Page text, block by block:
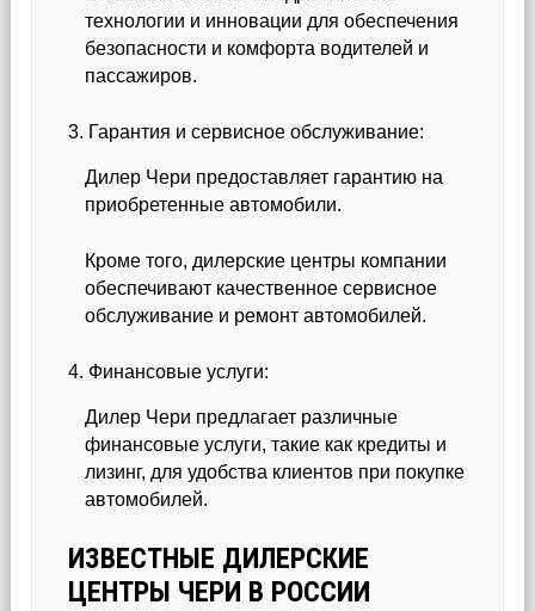
технологии и инновации для обеспечения
безопасности и комфорта водителей и
пассажиров.
3. Гарантия и сервисное обслуживание:
Дилер Чери предоставляет гарантию на
приобретенные автомобили.
Кроме того, дилерские центры компании
обеспечивают качественное сервисное
обслуживание и ремонт автомобилей.
4. Финансовые услуги:
Дилер Чери предлагает различные
финансовые услуги, такие как кредиты и
лизинг, для удобства клиентов при покупке
автомобилей.
ИЗВЕСТНЫЕ ДИЛЕРСКИЕ
ЦЕНТРЫ ЧЕРИ В РОССИИ